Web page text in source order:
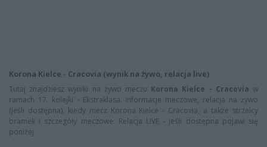
Korona Kielce - Cracovia (wynik na żywo, relacja live)
Tutaj znajdziesz wyniki na żywo meczu Korona Kielce - Cracovia w
ramach 17. kolejki - Ekstraklasa. Informacje meczowe, relacja na żywo
(jeśli dostępna), kiedy mecz Korona Kielce - Cracovia, a także strzelcy
bramek i szczegóły meczowe. Relacja LIVE - jeśli dostępna pojawi się
poniżej.